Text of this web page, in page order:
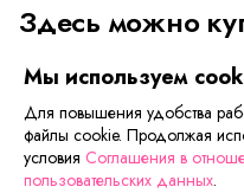
Здесь можно
– быстро и
Кроме классических
модели – плотностью 20
оттенка, с усиленным
также вязаные
Мы используем
Для повышения удобства
файлы cookie. Продолжая
условия Соглашения в
пользовательских данных.